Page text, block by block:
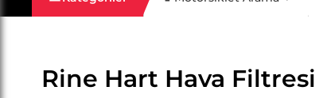
Rine Hart Hava Filtresi